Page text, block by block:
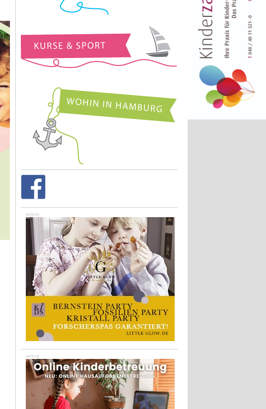
Kurse und Sport
Wohin in Hamburg
ANZEIGE
ANZEIGE